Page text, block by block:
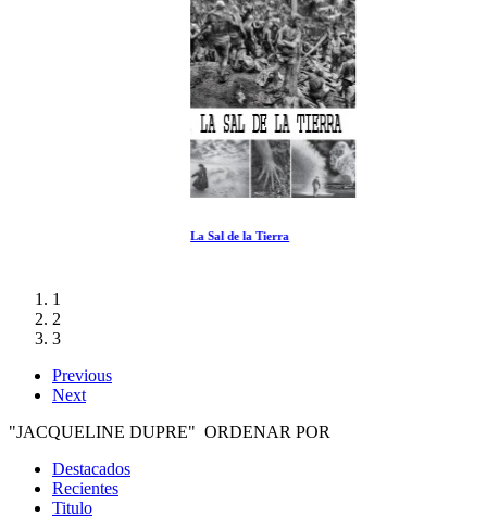
1
2
3
Previous
Next
"JACQUELINE DUPRE" ORDENAR POR
Destacados
Recientes
Titulo